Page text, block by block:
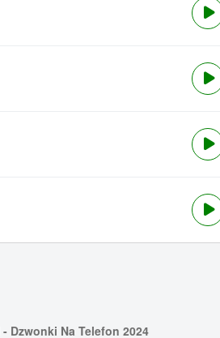
- Dzwonki Na Telefon 2024